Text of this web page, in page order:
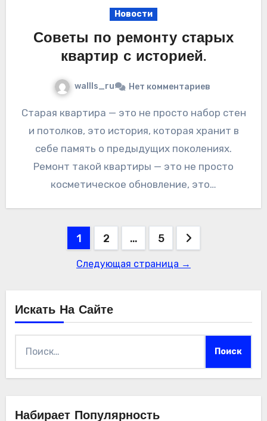
Новости
Советы по ремонту старых
квартир с историей.
wallls_ru Нет комментариев
Старая квартира — это не просто набор стен
и потолков, это история, которая хранит в
себе память о предыдущих поколениях.
Ремонт такой квартиры — это не просто
косметическое обновление, это…
Пагинация
записей
1 2 … 5
Следующая страница →
Искать На Сайте
Набирает Популярность